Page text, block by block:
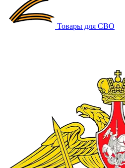
Товары для СВО